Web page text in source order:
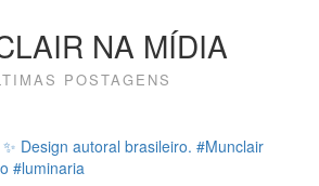
NA MÍDIA
POSTAGENS